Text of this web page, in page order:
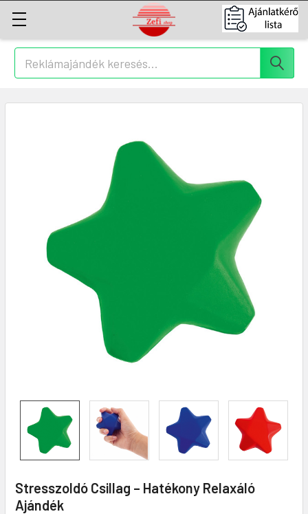
Keresés
Stresszoldó Csillag – Hatékony Relaxáló
Ajándék